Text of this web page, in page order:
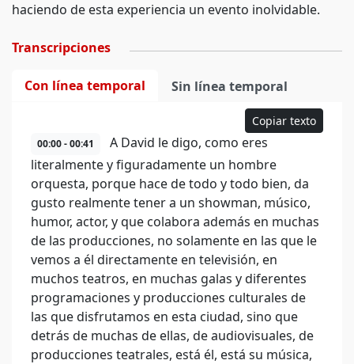
haciendo de esta experiencia un evento inolvidable.
Transcripciones
Con línea temporal Sin línea temporal
Copiar texto
00:00 - 00:41
A David le digo, como eres
literalmente y figuradamente un hombre
orquesta, porque hace de todo y todo bien, da
gusto realmente tener a un showman, músico,
humor, actor, y que colabora además en muchas
de las producciones, no solamente en las que le
vemos a él directamente en televisión, en
muchos teatros, en muchas galas y diferentes
programaciones y producciones culturales de
las que disfrutamos en esta ciudad, sino que
detrás de muchas de ellas, de audiovisuales, de
producciones teatrales, está él, está su música,